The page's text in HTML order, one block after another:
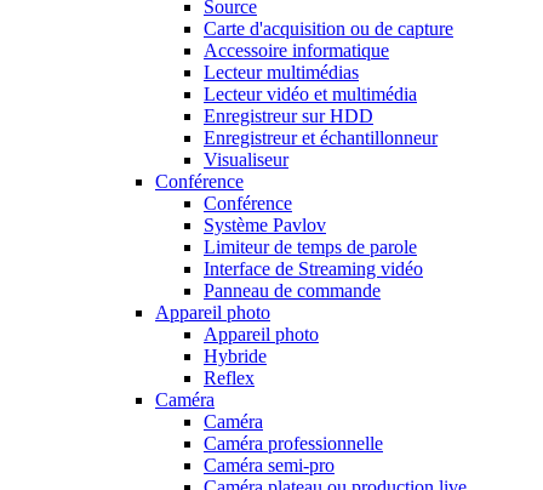
Source
Carte d'acquisition ou de capture
Accessoire informatique
Lecteur multimédias
Lecteur vidéo et multimédia
Enregistreur sur HDD
Enregistreur et échantillonneur
Visualiseur
Conférence
Conférence
Système Pavlov
Limiteur de temps de parole
Interface de Streaming vidéo
Panneau de commande
Appareil photo
Appareil photo
Hybride
Reflex
Caméra
Caméra
Caméra professionnelle
Caméra semi-pro